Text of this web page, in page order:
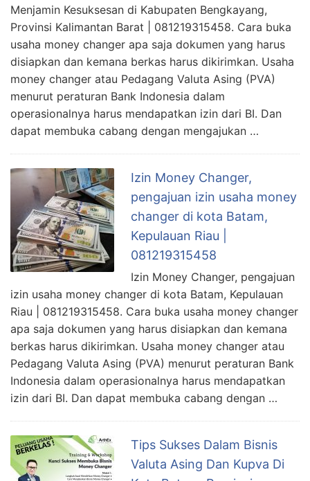
Menjamin Kesuksesan di Kabupaten Bengkayang,
Provinsi Kalimantan Barat | 081219315458. Cara buka
usaha money changer apa saja dokumen yang harus
disiapkan dan kemana berkas harus dikirimkan. Usaha
money changer atau Pedagang Valuta Asing (PVA)
menurut peraturan Bank Indonesia dalam
operasionalnya harus mendapatkan izin dari BI. Dan
dapat membuka cabang dengan mengajukan …
Izin Money Changer,
pengajuan izin usaha money
changer di kota Batam,
Kepulauan Riau |
081219315458
Izin Money Changer, pengajuan
izin usaha money changer di kota Batam, Kepulauan
Riau | 081219315458. Cara buka usaha money changer
apa saja dokumen yang harus disiapkan dan kemana
berkas harus dikirimkan. Usaha money changer atau
Pedagang Valuta Asing (PVA) menurut peraturan Bank
Indonesia dalam operasionalnya harus mendapatkan
izin dari BI. Dan dapat membuka cabang dengan …
Tips Sukses Dalam Bisnis
Valuta Asing Dan Kupva Di